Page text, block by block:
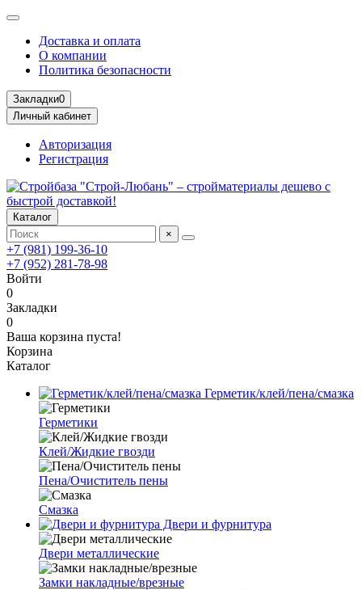
Доставка и оплата
О компании
Политика безопасности
Закладки0
Личный кабинет
Авторизация
Регистрация
Каталог
×
+7 (981) 199-36-10
+7 (952) 281-78-98
Войти
0
Закладки
0
Ваша корзина пуста!
Корзина
Каталог
Герметик/клей/пена/смазка
Герметики
Клей/Жидкие гвозди
Пена/Очиститель пены
Смазка
Двери и фурнитура
Двери металлические
Замки накладные/врезные